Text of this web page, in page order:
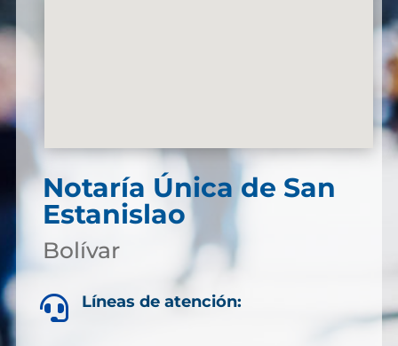
Notaría Única de San
Estanislao
Bolívar
 Líneas de atención: